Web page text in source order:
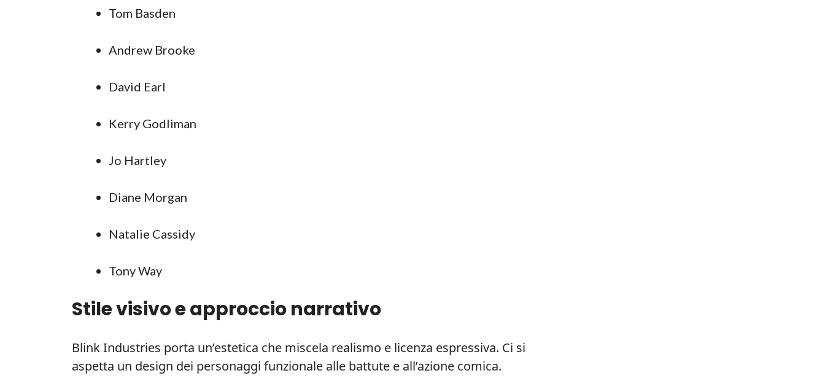
Tom Basden
Andrew Brooke
David Earl
Kerry Godliman
Jo Hartley
Diane Morgan
Natalie Cassidy
Tony Way
Stile visivo e approccio narrativo
Blink Industries porta un’estetica che miscela realismo e licenza espressiva. Ci si
aspetta un design dei personaggi funzionale alle battute e all’azione comica.